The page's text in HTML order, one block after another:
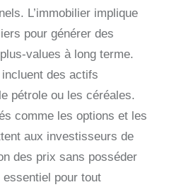
L’immobilier implique
pour générer des
values à long terme.
des actifs
pétrole ou les céréales.
comme les options et les
aux investisseurs de
des prix sans posséder
pour tout